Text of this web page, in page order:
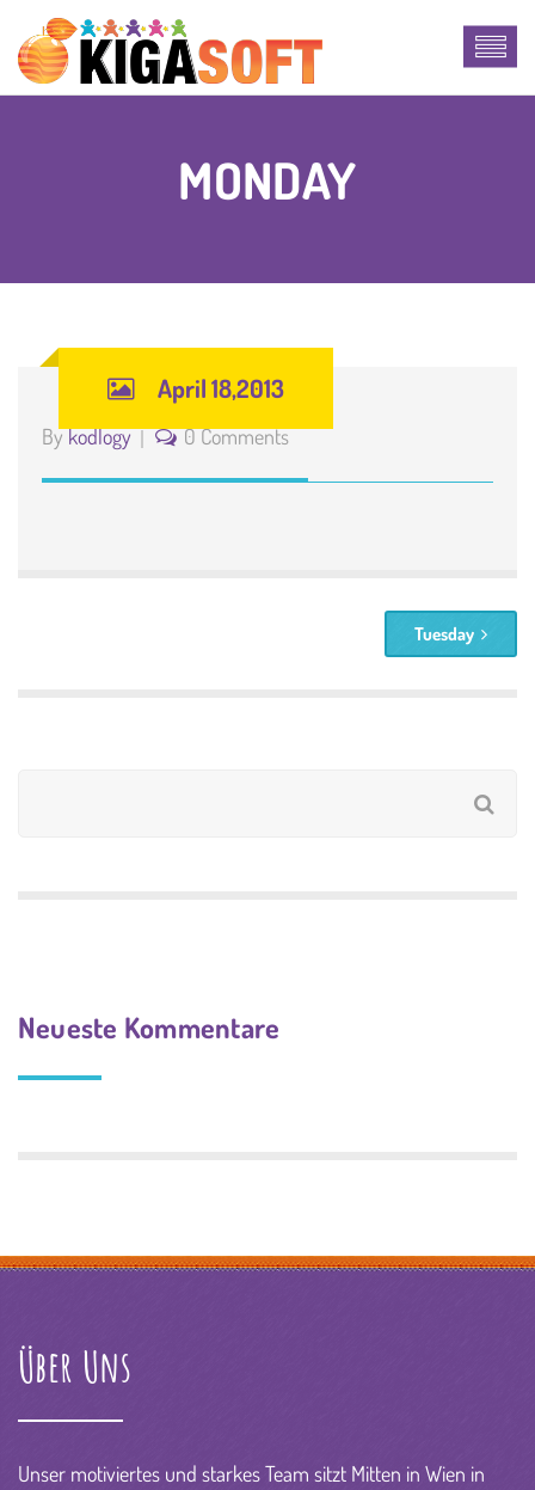
MONDAY
April 18,2013
Bykodlogy 0 Comments
Tuesday
Neueste Kommentare
Über Uns
Unser motiviertes und starkes Team sitzt Mitten in Wien in